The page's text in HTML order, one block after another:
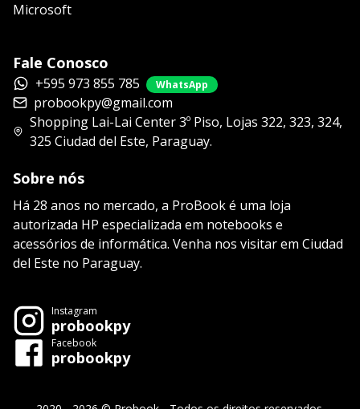
Microsoft
Fale Conosco
+595 973 855 785 WhatsApp
probookpy@gmail.com
Shopping Lai-Lai Center 3º Piso, Lojas 322, 323, 324,
325 Ciudad del Este, Paraguay.
Sobre nós
Há 28 anos no mercado, a ProBook é uma loja
autorizada HP especializada em notebooks e
acessórios de informática. Venha nos visitar em Ciudad
del Este no Paraguay.
Instagram
probookpy
Facebook
probookpy